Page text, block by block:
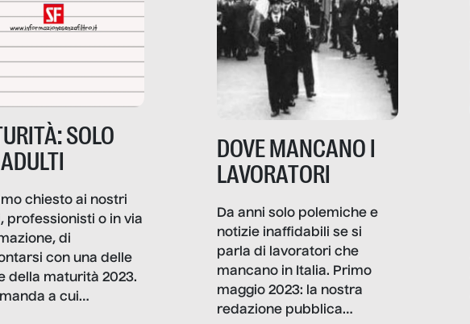
SOLO
chiesto ai nostri
professionisti o in via
di
con una delle
della maturità 2023.
a cui
DOVE MANCANO I
LAVORATORI
Da anni solo polemiche e
notizie inaffidabili se si
parla di lavoratori che
mancano in Italia. Primo
maggio 2023: la nostra
redazione pubblica